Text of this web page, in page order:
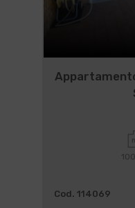
Cod. 114069